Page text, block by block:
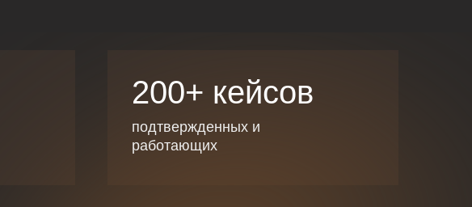
200+ кейсов
подтвержденных и
работающих